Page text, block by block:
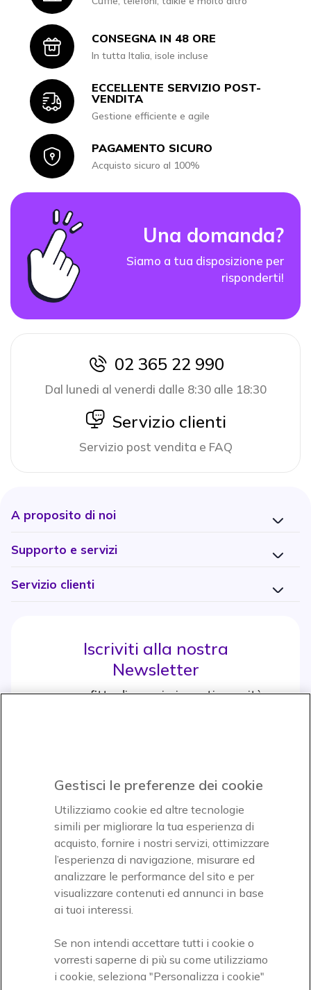
IconCONSEGNA IN 48 ORE
In tutta Italia, isole incluse
Icon
ECCELLENTE SERVIZIO POST-
VENDITA
Gestione efficiente e agile
IconPAGAMENTO SICURO
Acquisto sicuro al 100%
Una domanda?
Siamo a tua disposizione per
risponderti!
icon
02 365 22 990
Dal lunedi al venerdi dalle 8:30 alle 18:30
icon
Servizio clienti
Servizio post vendita e FAQ
A proposito di noi
Supporto e servizi
Servizio clienti
Iscriviti alla nostra
Newsletter
e approfitta di maggiori sconti e novità
Icon
Icon
Paga facilmente ed in assoluta sicurezza
Accettiamo
Gestisci le preferenze dei cookie
Utilizziamo cookie ed altre tecnologie
simili per migliorare la tua esperienza di
acquisto, fornire i nostri servizi, ottimizzare
l’esperienza di navigazione, misurare ed
analizzare le performance del sito e per
visualizzare contenuti ed annunci in base
ai tuoi interessi.
Se non intendi accettare tutti i cookie o
vorresti saperne di più su come utilizziamo
i cookie, seleziona "Personalizza i cookie"